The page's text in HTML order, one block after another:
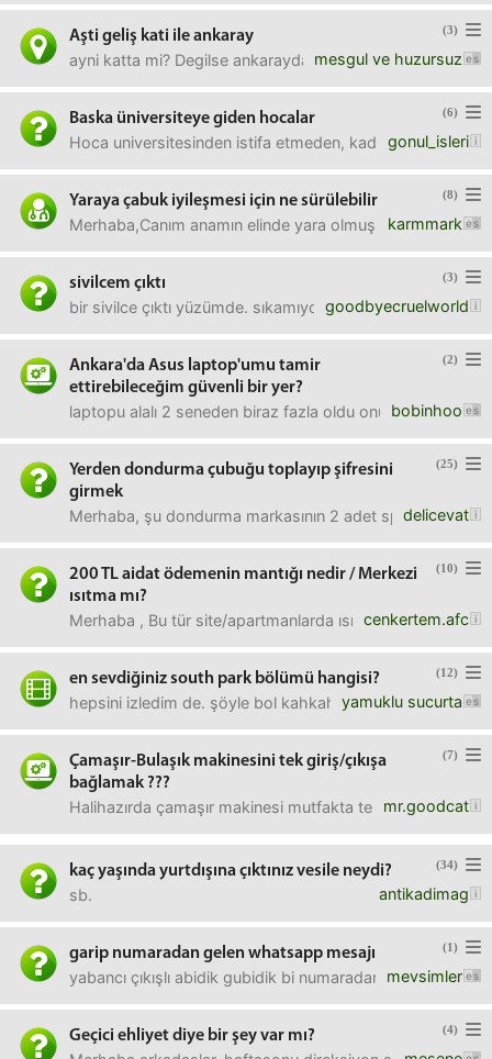
(3)
Aşti geliş kati ile ankaray
mesgul ve huzursuz
ayni katta mi? Degilse ankaraydan cikinca inecek miyim
(6)
Baska üniversiteye giden hocalar
gonul_isleri
Hoca universitesinden istifa etmeden, kadrosu orada
(8)
Yaraya çabuk iyileşmesi için ne sürülebilir
karmmark
Merhaba,Canım anamın elinde yara olmuş, hani taş
(3)
sivilcem çıktı
goodbyecruelworld
bir sivilce çıktı yüzümde. sıkamıyorum da. sertleşti.
(2)
Ankara'da Asus laptop'umu tamir
ettirebileceğim güvenli bir yer?
bobinhoo
laptopu alalı 2 seneden biraz fazla oldu onun için
(25)
Yerden dondurma çubuğu toplayıp şifresini
girmek
delicevat
Merhaba, şu dondurma markasının 2 adet spor araba
(10)
200 TL aidat ödemenin mantığı nedir / Merkezi
ısıtma mı?
cenkertem.afc
Merhaba , Bu tür site/apartmanlarda ısı ölçer olduğu
(12)
en sevdiğiniz south park bölümü hangisi?
yamuklu sucurta
hepsini izledim de. şöyle bol kahkaha attırmalık
(7)
Çamaşır-Bulaşık makinesini tek giriş/çıkışa
bağlamak ???
mr.goodcat
Halihazırda çamaşır makinesi mutfakta tezgah altında su
(34)
kaç yaşında yurtdışına çıktınız vesile neydi?
antikadimag
sb.
(1)
garip numaradan gelen whatsapp mesajı
mevsimler
yabancı çıkışlı abidik gubidik bi numaradan mesaj
(4)
Geçici ehliyet diye bir şey var mı?